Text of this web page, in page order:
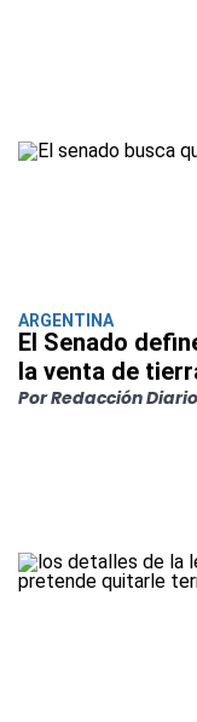
ARGENTINA
El Senado
la venta de
Por Redacción